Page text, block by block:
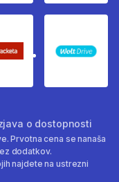
Packeta Sledenje
WOLT
o dostopnosti
Prvotna cena se nanaša
dodatkov.
najdete na ustrezni